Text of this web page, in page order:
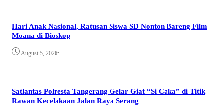
Hari Anak Nasional, Ratusan Siswa SD Nonton Bareng Film
Moana di Bioskop
August 5, 2026•
Satlantas Polresta Tangerang Gelar Giat “Si Caka” di Titik
Rawan Kecelakaan Jalan Raya Serang